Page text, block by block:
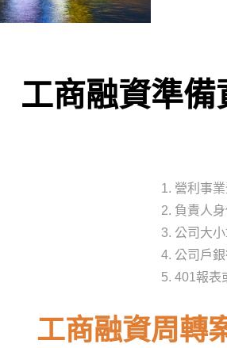
工商融資準備
營利事
負責人
公司大
公司戶
401報表
工商融資周轉